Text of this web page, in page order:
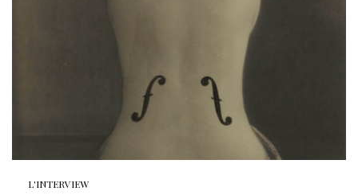
L'INTERVIEW